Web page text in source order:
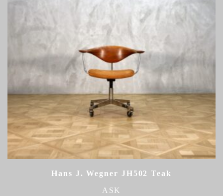
Hans J. Wegner JH502 Teak
ASK